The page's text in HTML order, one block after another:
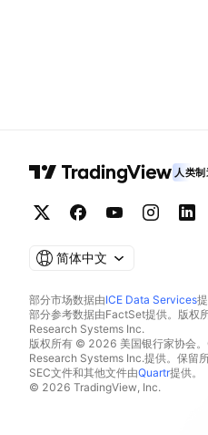
人类
简体中文
部分市场数据由ICE Data Services提
部分参考数据由FactSet提供。版
Research Systems Inc.
版权所有 © 2026 美国银行家协会
Research Systems Inc.提供。保留所
SEC文件和其他文件由Quartr提供。
© 2026 TradingView, Inc.